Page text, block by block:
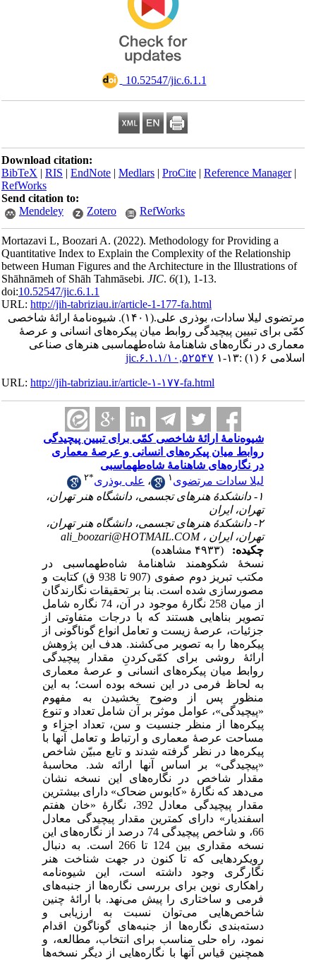
‎ 10.52547/jic.6.1.1
Download citation:
BibTeX|RIS| EndNote| Medlars| ProCite|Reference
RefWorks
Send citation to:
Mendeley
Zotero RefWorks
Mortazavi L, Boozari A.(2022).Methodology for Providing
Quantitative Index to Explain the Complexity of the
between Human Figures and the Architecture in the
Shāhnāmeh of Shāh Tahmāsebi.JIC.6
doi:10.52547/jic.6.1.1
URL:http://jih-tabriziau.ir/article-1-177-fa.html
لیلا سادات، بوذری علی.(۱۴۰۱).
شیوه‌نامۀ ارائۀ شاخصی
تبیین پیچیدگی روابط میان پیکره‌های انسانی و عرصۀ
در نگاره‌های شاهنامۀ شاه‌طهماسبی هنرهای صناعی
۱۰,۵۲۵۴۷/jic.۶.۱.۱
URL:http://jih-tabriziau.ir/article-۱-۱۷۷-fa.html
شیوه‌نامۀ ارائۀ شاخصی کمّی برای تبیین پیچیدگی
روابط میان پیکره‌های انسانی و عرصۀ معماری
در نگاره‌های شاهنامۀ شاه‌طهماسبی
لیلا سادات مرتضوی
،علی بوذری
۱- دانشکدۀ هنرهای تجسمی، دانشگاه هنر تهران،
تهران، ایران
۲- دانشکدۀ هنرهای تجسمی، دانشگاه هنر تهران،
تهران، ایران ،ali_boozari@HOTMAIL.COM
(۴۹۳۳ مشاهده)
نسخۀ شکوهمند شاهنامۀ شاه‌طهماسبی در
مکتب تبریز دوم صفوی (907 تا 938 ق) کتابت و
مصورسازی شده‌ است. بنا بر تحقیقات نگارندگان
از میان 258 نگارۀ موجود در آن، 74 نگاره شامل
تصویر بناهایی هستند که با درجات متفاوتی از
جزئیات، عرصۀ زیست و تعامل انواع گوناگونی از
پیکره‌ها را به تصویر می‌کشند. هدف این پژوهش
ارائۀ روشی برای کمّی‌کردنِ مقدار پیچیدگی
روابط میان پیکره‌های انسانی و عرصۀ معماری
به لحاظ فرمی در این نسخه بوده است؛ به این
منظور پس از وضوح بخشیدن به مفهوم
«پیچیدگی»، عوامل موثر بر آن شامل تعداد و تنوع
پیکره‌ها از منظر جنسیت و سن، تعداد اجزاء و
مساحت عرصۀ معماری و ارتباط و تعامل آنها با
پیکره‌ها در نظر گرفته شدند و تابع مبیّن شاخص
«پیچیدگی» بر اساس آنها ارائه شد. محاسبۀ
مقدار شاخص در نگاره‌های این نسخه نشان
می‌دهد که نگارۀ «کابوس ضحاک» دارای بیشترین
مقدار پیچیدگی معادل 392، نگارۀ «خان هفتم
اسفندیار» دارای کمترین مقدار پیچیدگی معادل
66، و شاخص پیچیدگی 74 درصد از نگاره‌های این
نسخه مقداری بین 124 تا 266 است. به دنبال
رویکردهایی که تا کنون در جهت شناخت هنر
نگارگری وجود داشته است، این شیوه‌نامه
راهکاری نوین برای بررسی نگاره‌ها از جنبه‌های
فرمی و ساختاری را پیش می‌نهد. با ارائۀ چنین
شاخص‌هایی می‌توان نسبت به ارزیابی و
دسته‌بندی نگاره‌ها از جنبه‌های گوناگون اقدام
نمود، راه حلی مناسب برای انتخاب، مطالعه، و
همچنین قیاس آنها با نگاره‌هایی از دیگر نسخه‌ها